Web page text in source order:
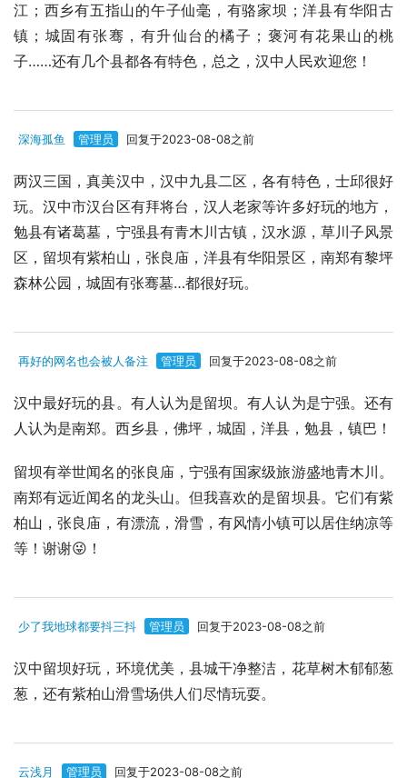
江；西乡有五指山的午子仙毫，有骆家坝；洋县有华阳古
镇；城固有张骞，有升仙台的橘子；褒河有花果山的桃
子……还有几个县都各有特色，总之，汉中人民欢迎您！
深海孤鱼 管理员 回复于2023-08-08之前
两汉三国，真美汉中，汉中九县二区，各有特色，士邱很好
玩。汉中市汉台区有拜将台，汉人老家等许多好玩的地方，
勉县有诸葛墓，宁强县有青木川古镇，汉水源，草川子风景
区，留坝有紫柏山，张良庙，洋县有华阳景区，南郑有黎坪
森林公园，城固有张骞墓…都很好玩。
再好的网名也会被人备注 管理员 回复于2023-08-08之前
汉中最好玩的县。有人认为是留坝。有人认为是宁强。还有
人认为是南郑。西乡县，佛坪，城固，洋县，勉县，镇巴！
留坝有举世闻名的张良庙，宁强有国家级旅游盛地青木川。
南郑有远近闻名的龙头山。但我喜欢的是留坝县。它们有紫
柏山，张良庙，有漂流，滑雪，有风情小镇可以居住纳凉等
等！谢谢😜！
少了我地球都要抖三抖 管理员 回复于2023-08-08之前
汉中留坝好玩，环境优美，县城干净整洁，花草树木郁郁葱
葱，还有紫柏山滑雪场供人们尽情玩耍。
云浅月 管理员 回复于2023-08-08之前